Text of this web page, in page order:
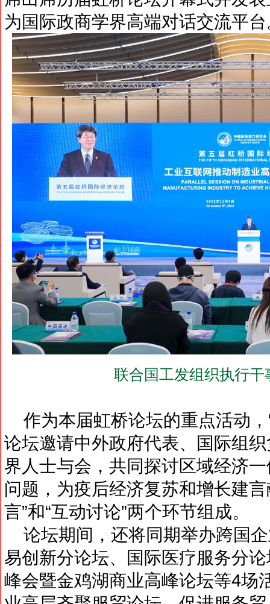
为国际政商学界高端对话交流平
联合国工发组织执行
作为本届虹桥论坛的重点活动，
论坛邀请中外政府代表、国际组
界人士与会，共同探讨区域经济
问题，为疫后经济复苏和增长建
言”和“互动讨论”两个环节组成。
论坛期间，还将同期举办跨国
易创新分论坛、国际医疗服务分
峰会暨金鸡湖商业高峰论坛等4场